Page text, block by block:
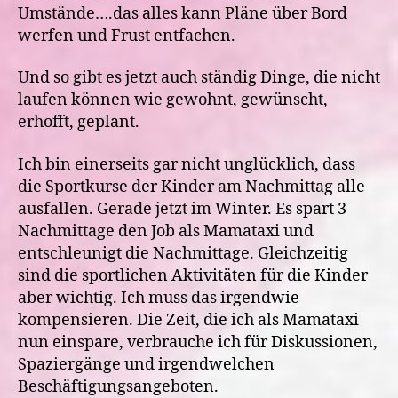
Umstände….das alles kann Pläne über Bord
werfen und Frust entfachen.
Und so gibt es jetzt auch ständig Dinge, die nicht
laufen können wie gewohnt, gewünscht,
erhofft, geplant.
Ich bin einerseits gar nicht unglücklich, dass
die Sportkurse der Kinder am Nachmittag alle
ausfallen. Gerade jetzt im Winter. Es spart 3
Nachmittage den Job als Mamataxi und
entschleunigt die Nachmittage. Gleichzeitig
sind die sportlichen Aktivitäten für die Kinder
aber wichtig. Ich muss das irgendwie
kompensieren. Die Zeit, die ich als Mamataxi
nun einspare, verbrauche ich für Diskussionen,
Spaziergänge und irgendwelchen
Beschäftigungsangeboten.